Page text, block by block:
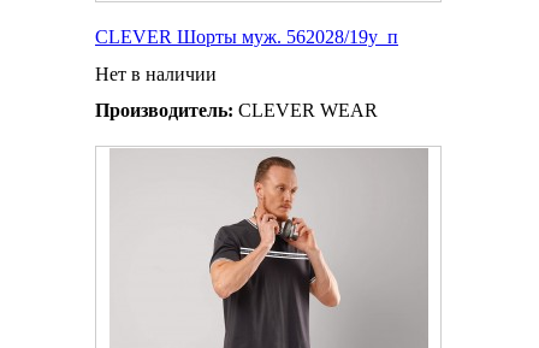
CLEVER Шорты муж. 562028/19у_п
Нет в наличии
Производитель: CLEVER WEAR